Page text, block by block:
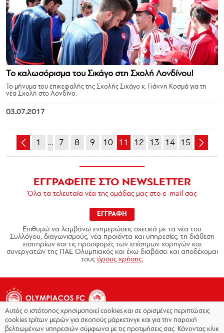
Το καλωσόρισμα του Σικάγο στη Σχολή Λονδίνου!
Το μήνυμα του επικεφαλής της Σχολής Σικάγο κ. Γιάννη Κοσμά για τη
νέα Σχολή στο Λονδίνο.
03.07.2017
1 … 7 8 9 10 11 12 13 14 15
ΕΓΓΡΑΦΕΙΤΕ ΣΤΟ NEWSLETTER
Όλα τα τελευταία νέα της ομάδας μας στο e-mail σας
ΕΓΓΡΑΦΗ
Επιθυμώ να λαμβάνω ενημερώσεις σχετικά με τα νέα του
Συλλόγου, διαγωνισμούς, νέα προϊόντα και υπηρεσίες, τη διάθεση
εισιτηρίων και τις προσφορές των επίσημων χορηγών και
συνεργατών της ΠΑΕ Ολυμπιακός και έχω διαβάσει και αποδέχομαι
τους όρους χρήσης.
Αυτός ο ιστότοπος χρησιμοποιεί cookies και σε ορισμένες περιπτώσεις
cookies τρίτων μερών για σκοπούς μάρκετινγκ και για την παροχή
βελτιωμένων υπηρεσιών σύμφωνα με τις προτιμήσεις σας. Κάνοντας κλικ